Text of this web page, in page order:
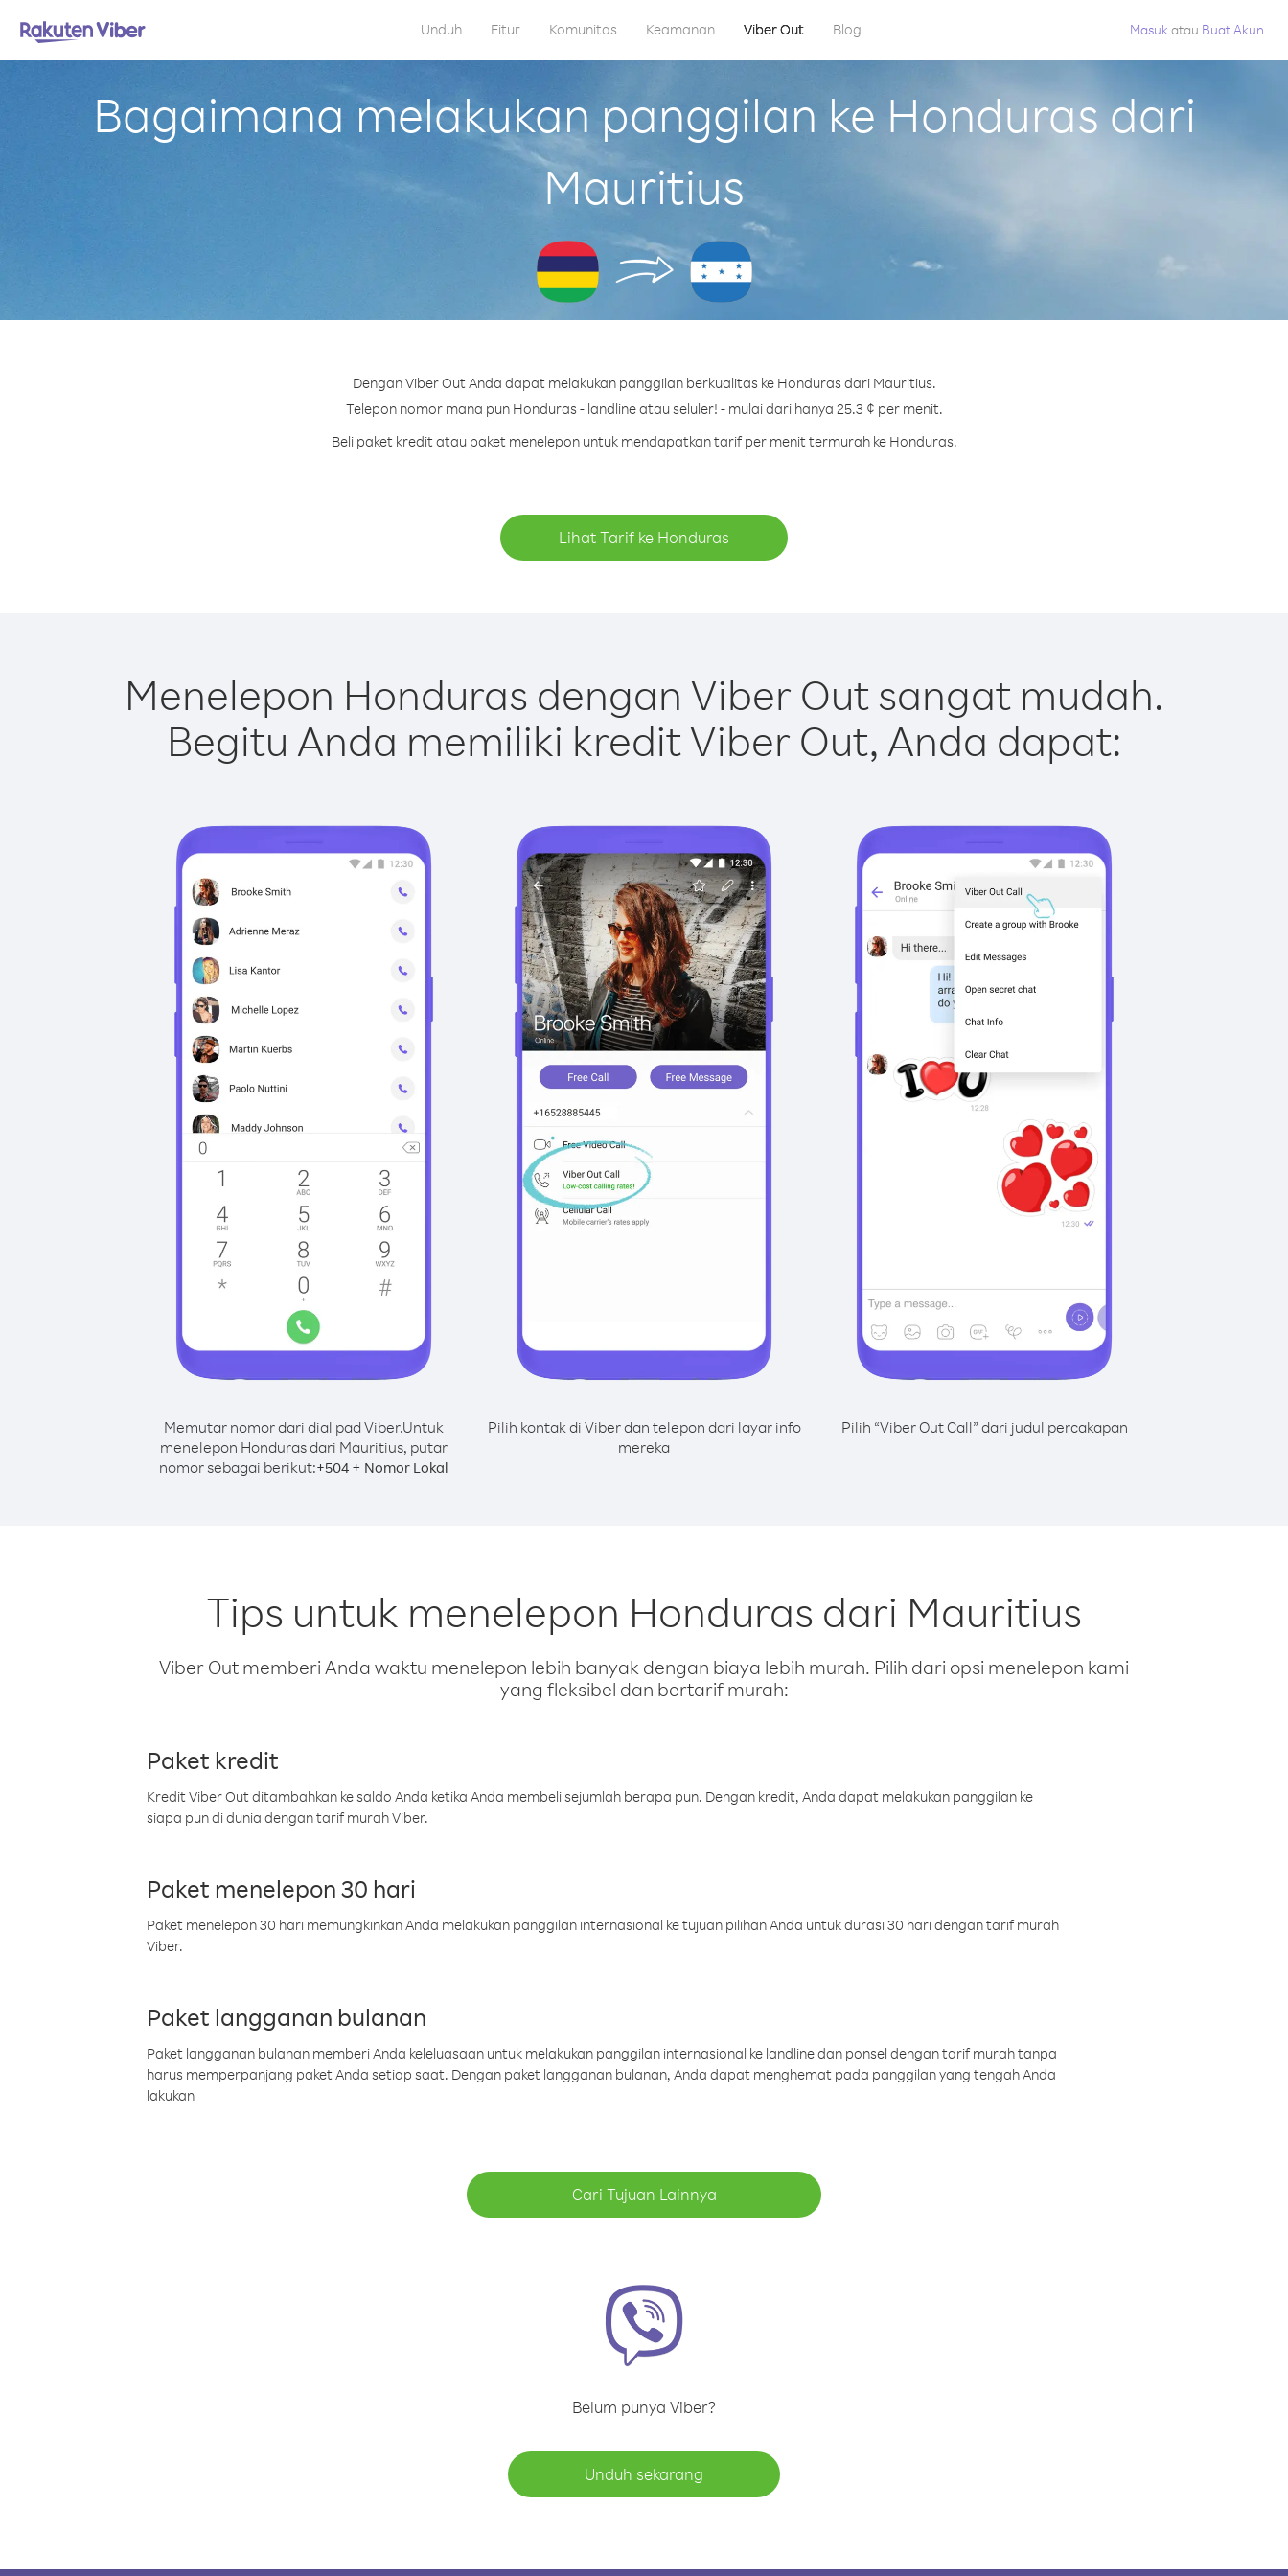
Unduh Fitur Komunitas Keamanan Viber Out Blog Masuk atau Buat Akun
Bagaimana melakukan panggilan ke Honduras dari
Mauritius
Dengan Viber Out Anda dapat melakukan panggilan berkualitas ke Honduras dari Mauritius.
Telepon nomor mana pun Honduras - landline atau seluler! - mulai dari hanya 25.3 ¢ per menit.
Beli paket kredit atau paket menelepon untuk mendapatkan tarif per menit termurah ke Honduras.
Lihat Tarif ke Honduras
Menelepon Honduras dengan Viber Out sangat mudah.
Begitu Anda memiliki kredit Viber Out, Anda dapat:
Memutar nomor dari dial pad Viber.Untuk
menelepon Honduras dari Mauritius, putar
nomor sebagai berikut:+504 + Nomor Lokal
Pilih kontak di Viber dan telepon dari layar info
mereka
Pilih “Viber Out Call” dari judul percakapan
Tips untuk menelepon Honduras dari Mauritius
Viber Out memberi Anda waktu menelepon lebih banyak dengan biaya lebih murah. Pilih dari opsi menelepon kami
yang fleksibel dan bertarif murah:
Paket kredit
Kredit Viber Out ditambahkan ke saldo Anda ketika Anda membeli sejumlah berapa pun. Dengan kredit, Anda dapat melakukan panggilan ke
siapa pun di dunia dengan tarif murah Viber.
Paket menelepon 30 hari
Paket menelepon 30 hari memungkinkan Anda melakukan panggilan internasional ke tujuan pilihan Anda untuk durasi 30 hari dengan tarif murah
Viber.
Paket langganan bulanan
Paket langganan bulanan memberi Anda keleluasaan untuk melakukan panggilan internasional ke landline dan ponsel dengan tarif murah tanpa
harus memperpanjang paket Anda setiap saat. Dengan paket langganan bulanan, Anda dapat menghemat pada panggilan yang tengah Anda
lakukan
Cari Tujuan Lainnya
Belum punya Viber?
Unduh sekarang